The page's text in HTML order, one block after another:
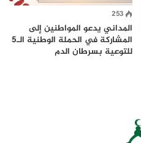
253
المداني يدعو المواطنين إلى
المشاركة في الحملة الوطنية الـ5
للتوعية بسرطان الدم